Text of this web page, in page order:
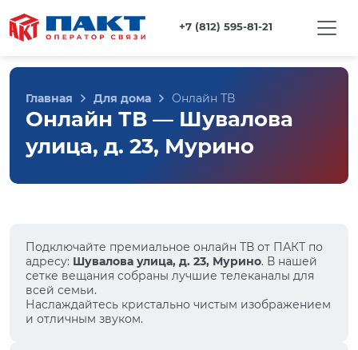
+7 (812) 595-81-21
Главная Для дома Онлайн ТВ
Онлайн ТВ — Шувалова
улица, д. 23, Мурино
Подключайте премиальное онлайн ТВ от ПАКТ по
адресу: Шувалова улица, д. 23, Мурино. В нашей
сетке вещания собраны лучшие телеканалы для
всей семьи.
Наслаждайтесь кристально чистым изображением
и отличным звуком.